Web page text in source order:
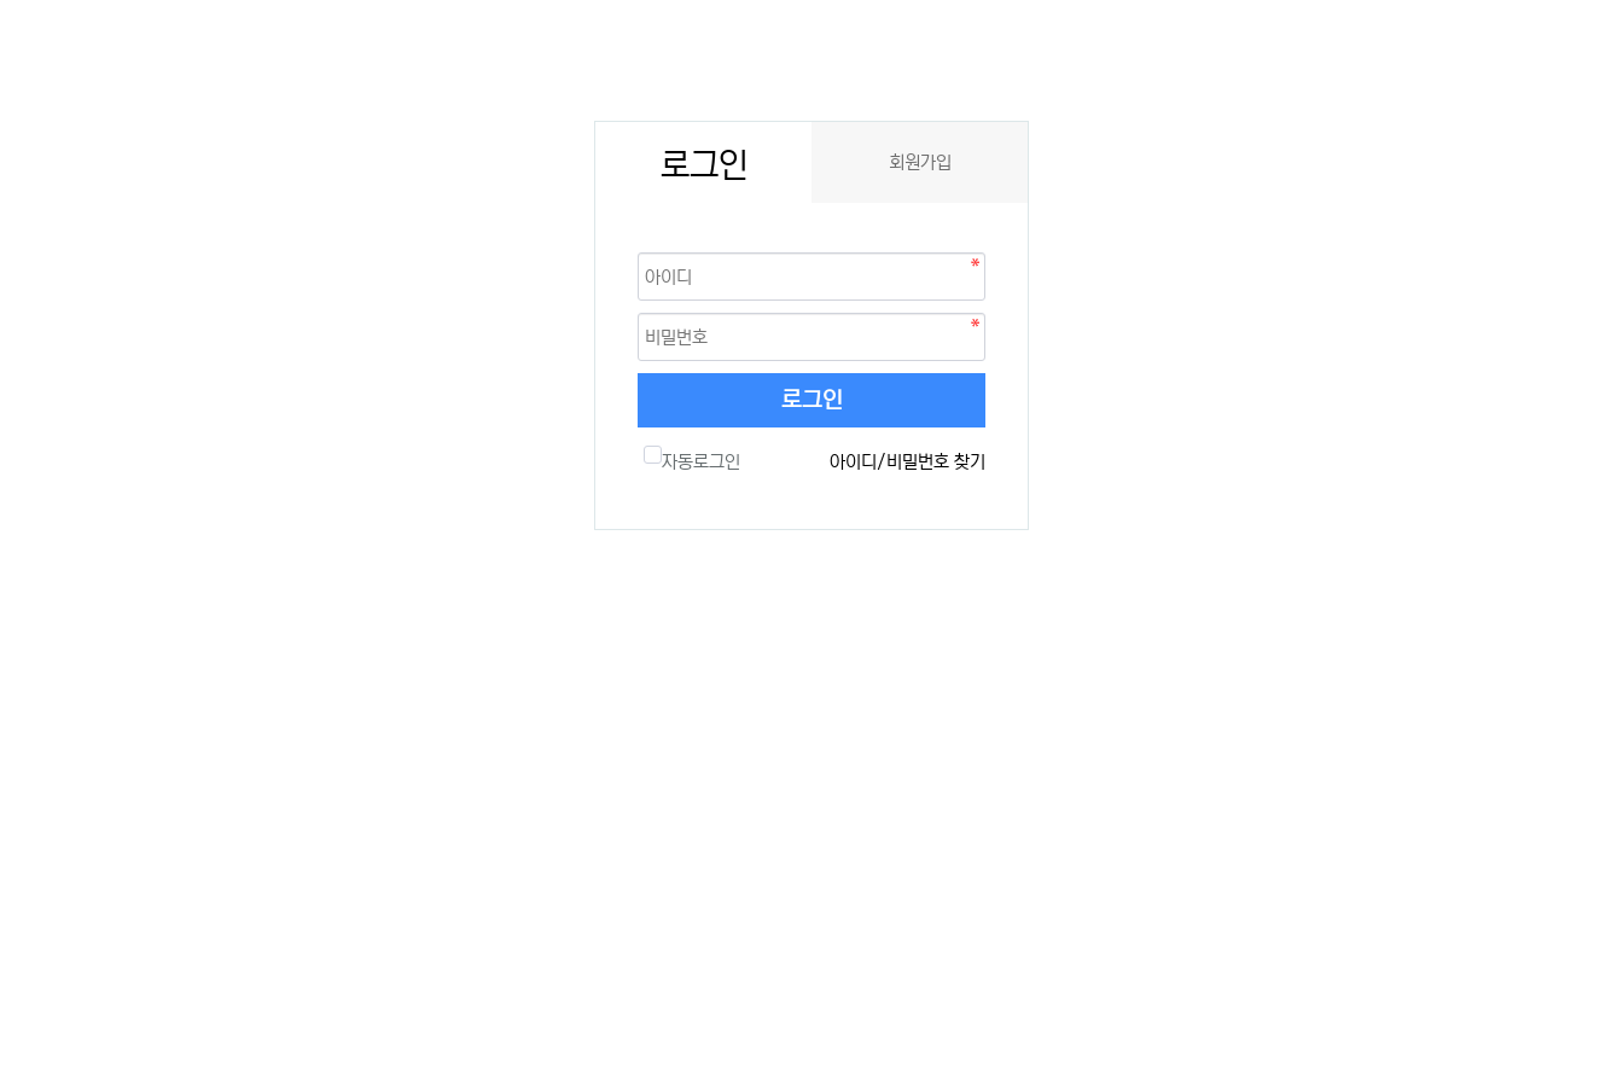
로그인 회원가입
로그인
자동로그인 아이디/비밀번호 찾기